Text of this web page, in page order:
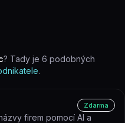
? Tady je 6 podobných
.
Zdarma
firem pomocí AI a